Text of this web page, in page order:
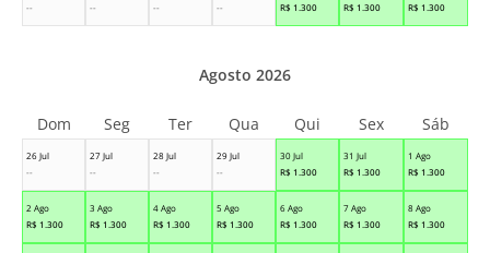
--
--
--
--
R$ 1.300
R$ 1.300
R$ 1.300
26 Jul
--
27 Jul
--
28 Jul
--
29 Jul
--
30 Jul
R$ 1.300
31 Jul
R$ 1.300
1 Ago
R$ 1.300
2 Ago
R$ 1.300
3 Ago
R$ 1.300
4 Ago
R$ 1.300
5 Ago
R$ 1.300
6 Ago
R$ 1.300
7 Ago
R$ 1.300
8 Ago
R$ 1.300
Agosto 2026
Dom Seg Ter Qua Qui Sex Sáb